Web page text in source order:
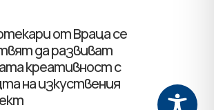
от Враца се
да развиват
креативност с
на изкуствения